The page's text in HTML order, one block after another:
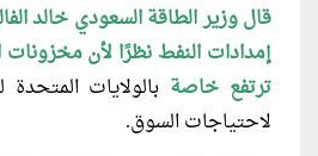
قال وزير الطاقة السعودي خالد
إمدادات النفط نظرًا لأن مخزونات
ترتفع خاصة بالولايات
لاحتياجات السوق.